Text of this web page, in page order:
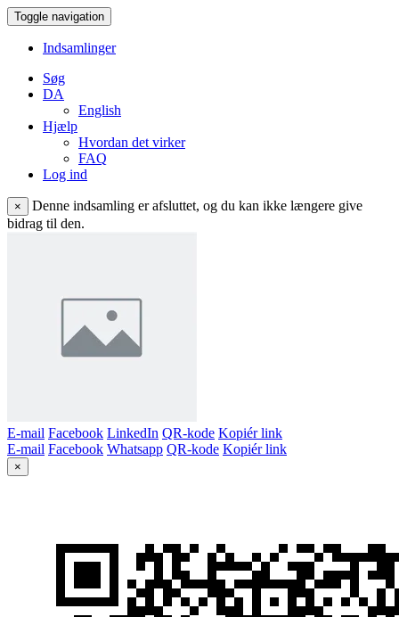
Toggle navigation
Indsamlinger
Søg
DA
English
Hjælp
Hvordan det virker
FAQ
Log ind
×
Denne indsamling er afsluttet, og du kan ikke længere give
bidrag til den.
E-mail Facebook LinkedIn QR-kode Kopiér link
E-mail Facebook Whatsapp QR-kode Kopiér link
×